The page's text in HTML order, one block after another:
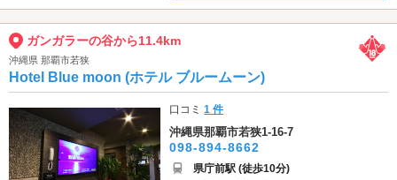
ガンガラーの谷から11.4km
沖縄県 那覇市若狭
Hotel Blue moon (ホテル ブルームーン)
口コミ1 件
沖縄県那覇市若狭1-16-7
098-894-8662
県庁前駅 (徒歩10分)